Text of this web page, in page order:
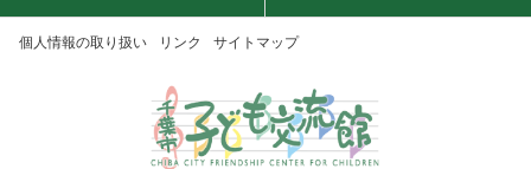
個人情報の取り扱い リンク サイトマップ